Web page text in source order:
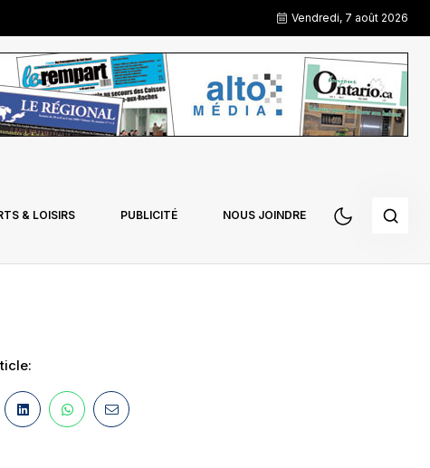
Vendredi, 7 août 2026
& LOISIRS PUBLICITÉ NOUS JOINDRE